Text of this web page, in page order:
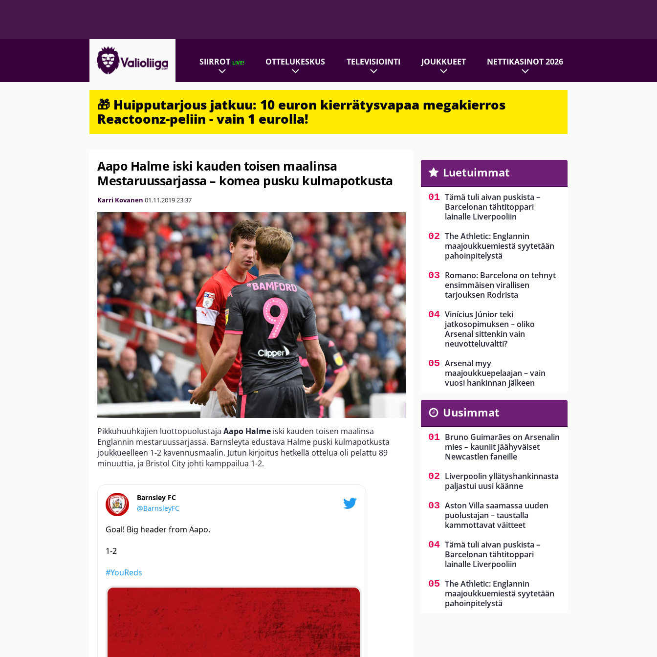
SIIRROTLIVE! OTTELUKESKUS TELEVISIOINTI JOUKKUEET NETTIKASINOT 2026
🎁 Huipputarjous jatkuu: 10 euron kierrätysvapaa megakierros
Reactoonz-peliin - vain 1 eurolla!
Aapo Halme iski kauden toisen maalinsa
Mestaruussarjassa – komea pusku kulmapotkusta
Karri Kovanen 01.11.201923:37
Pikkuhuuhkajien luottopuolustaja Aapo Halme iski kauden toisen maalinsa
Englannin mestaruussarjassa. Barnsleyta edustava Halme puski kulmapotkusta
joukkueelleen 1-2 kavennusmaalin. Jutun kirjoitus hetkellä ottelua oli pelattu 89
minuuttia, ja Bristol City johti kamppailua 1-2.
Barnsley FC
@BarnsleyFC
Goal! Big header from Aapo.
1-2
#YouReds
Luetuimmat
Tämä tuli aivan puskista –
Barcelonan tähtitoppari
lainalle Liverpooliin
The Athletic: Englannin
maajoukkuemiestä syytetään
pahoinpitelystä
Romano: Barcelona on tehnyt
ensimmäisen virallisen
tarjouksen Rodrista
Vinícius Júnior teki
jatkosopimuksen – oliko
Arsenal sittenkin vain
neuvotteluvaltti?
Arsenal myy
maajoukkuepelaajan – vain
vuosi hankinnan jälkeen
Uusimmat
Bruno Guimarães on Arsenalin
mies – kauniit jäähyväiset
Newcastlen faneille
Liverpoolin yllätyshankinnasta
paljastui uusi käänne
Aston Villa saamassa uuden
puolustajan – taustalla
kammottavat väitteet
Tämä tuli aivan puskista –
Barcelonan tähtitoppari
lainalle Liverpooliin
The Athletic: Englannin
maajoukkuemiestä syytetään
pahoinpitelystä